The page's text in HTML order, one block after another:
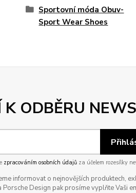
Sportovní móda Obuv-
Sport Wear Shoes
K ODBĚRU
zpracováním osobních údajůza účelem rozesílky
informovat o nejnovějších produktech,
Design pak prosíme vyplňte Vaši